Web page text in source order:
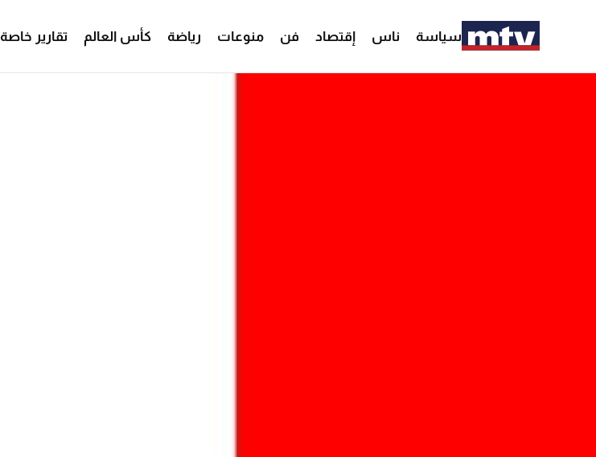
سياسة ناس إقتصاد فن منوعات رياضة كأس العالم تقارير خاصة